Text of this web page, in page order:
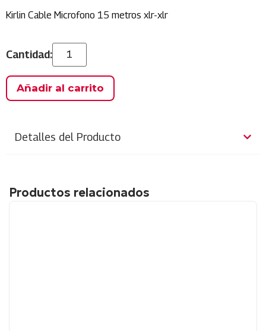
Kirlin Cable Microfono 15 metros xlr-xlr
Añadir al carrito
Detalles del Producto
Productos relacionados